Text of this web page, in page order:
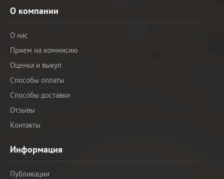
О компании
О нас
Прием на коммисию
Оценка и выкуп
Способы оплаты
Способы доставки
Отзывы
Контакты
Информация
Публикации